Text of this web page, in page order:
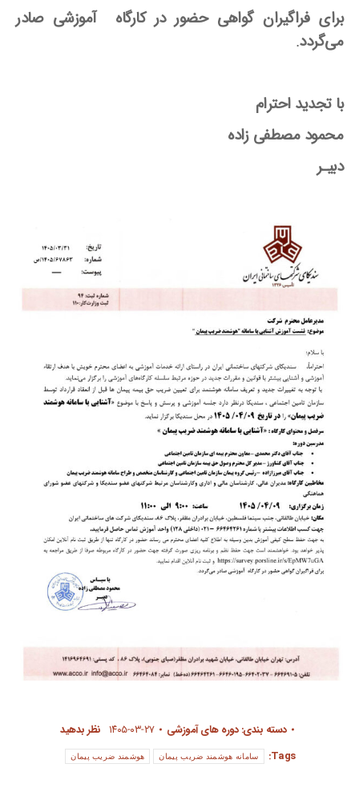
برای فراگیران گواهی حضور در کارگاه آموزشی صادر
می‌گردد.
با تجدید احترام
محمود مصطفی زاده
دبیـر
دسته بندی:دوره های آموزشی ۱۴۰۵-۰۳-۲۷ نظر بدهید
Tags:
سامانه هوشمند ضریب پیمان هوشمند ضریب پیمان